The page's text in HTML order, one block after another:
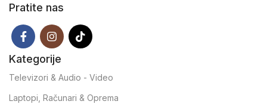
Pratite nas
Kategorije
Televizori & Audio - Video
Laptopi, Računari & Oprema